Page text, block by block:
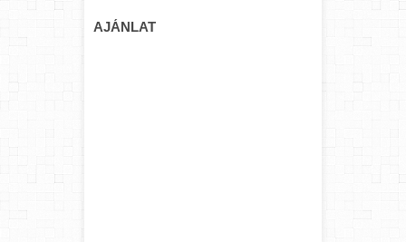
AJÁNLAT